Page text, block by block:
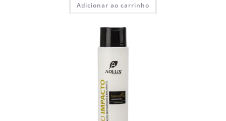
Adicionar ao carrinho